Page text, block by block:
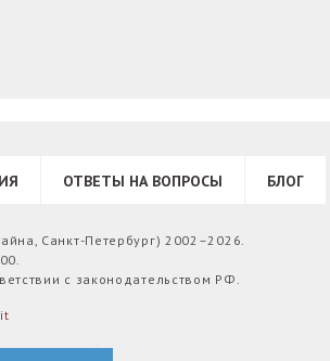
ОТВЕТЫ НА ВОПРОСЫ БЛОГ
Санкт-Петербург) 2002–2026.
с законодательством РФ.